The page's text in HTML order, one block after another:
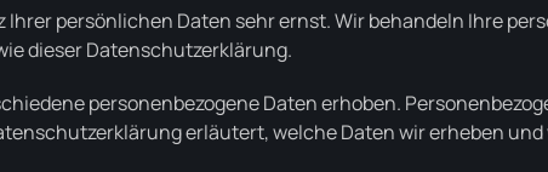
Ihrer persönlichen Daten sehr ernst. Wir behandeln Ihre
dieser Datenschutzerklärung.
personenbezogene Daten erhoben.
erläutert, welche Daten wir erheben